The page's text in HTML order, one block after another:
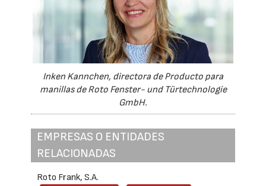
Inken Kannchen, directora de Producto para
manillas de Roto Fenster- und Türtechnologie
GmbH.
EMPRESAS O ENTIDADES
RELACIONADAS
Roto Frank, S.A.